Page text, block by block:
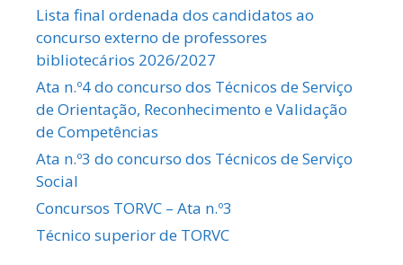
Lista final ordenada dos candidatos ao
concurso externo de professores
bibliotecários 2026/2027
Ata n.º4 do concurso dos Técnicos de Serviço
de Orientação, Reconhecimento e Validação
de Competências
Ata n.º3 do concurso dos Técnicos de Serviço
Social
Concursos TORVC – Ata n.º3
Técnico superior de TORVC